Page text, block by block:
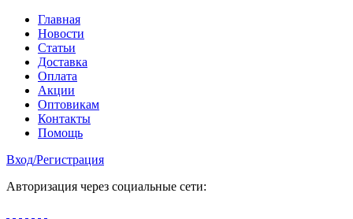
Главная
Новости
Статьи
Доставка
Оплата
Акции
Оптовикам
Контакты
Помощь
Вход/Регистрация
Авторизация через социальные сети: